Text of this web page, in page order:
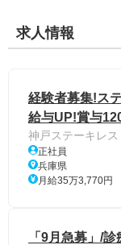
求人情報
経験者募集!ス
給与UP!賞与
神戸ステーキレ
正社員
兵庫県
月給35万3,770円
「9月急募」/